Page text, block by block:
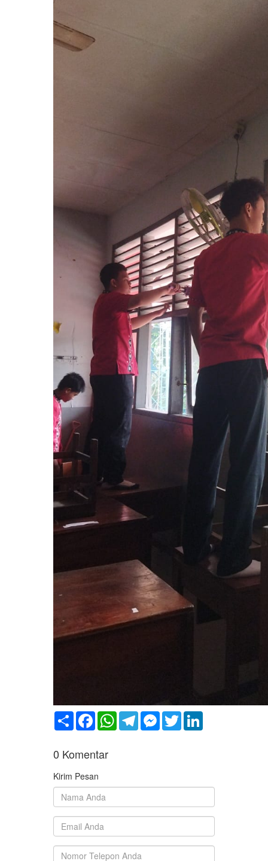
Share FacebookWhatsAppTelegramMessenger
Twitter
0 Komentar
Kirim Pesan